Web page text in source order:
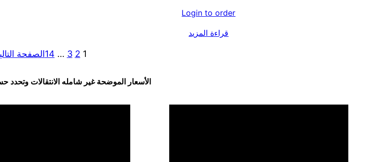
Login to order
قراءة المزيد
1
2
3
…
14الصفحة
الأسعار الموضحة غير شامله الانتقالات